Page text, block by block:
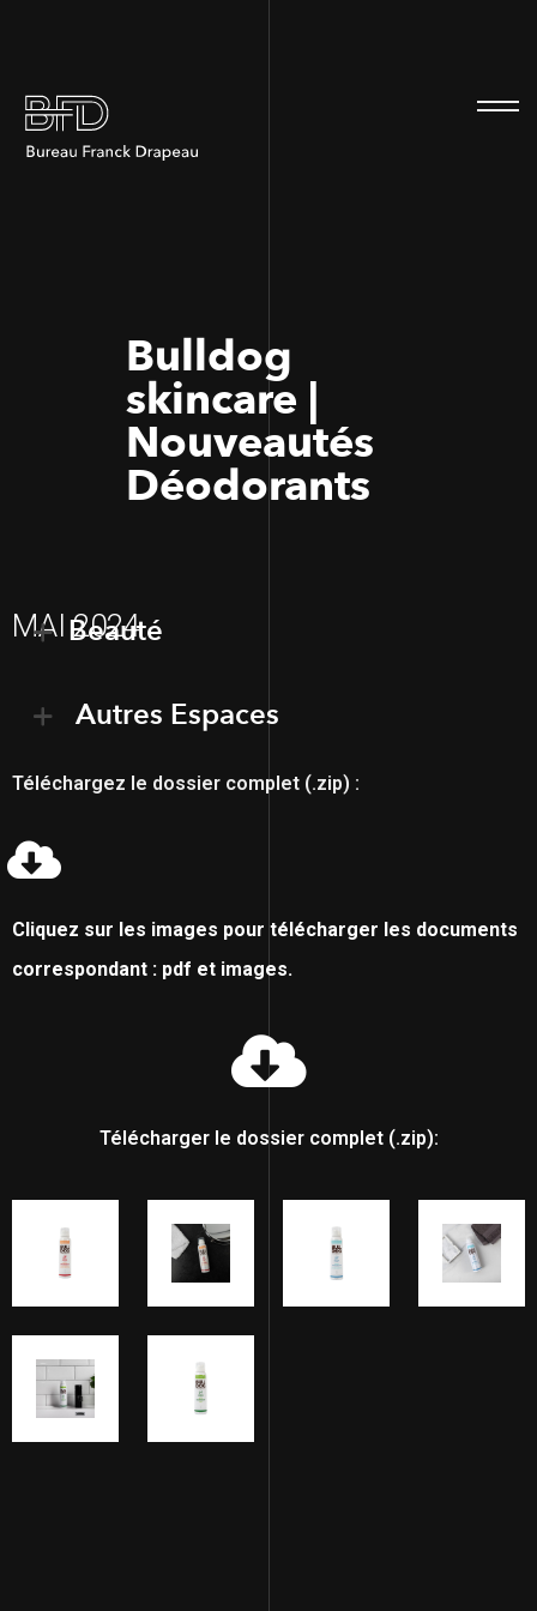
Bulldog
skincare |
Nouveautés
Déodorants
MAI 2024
Beauté
Autres Espaces
Téléchargez le dossier complet (.zip) :
Cliquez sur les images pour télécharger les documents
correspondant : pdf et images.
Télécharger le dossier complet (.zip):